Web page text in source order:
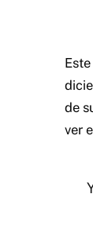
de
ver